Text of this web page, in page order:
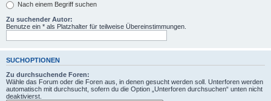
Nach einem Begriff suchen
Zu suchender Autor:
Benutze ein * als Platzhalter für teilweise Übereinstimmungen.
SUCHOPTIONEN
Zu durchsuchende Foren:
Wähle das Forum oder die Foren aus, in denen gesucht werden soll. Unterforen werden
automatisch mit durchsucht, sofern du die Option „Unterforen durchsuchen“ unten nicht
deaktivierst.